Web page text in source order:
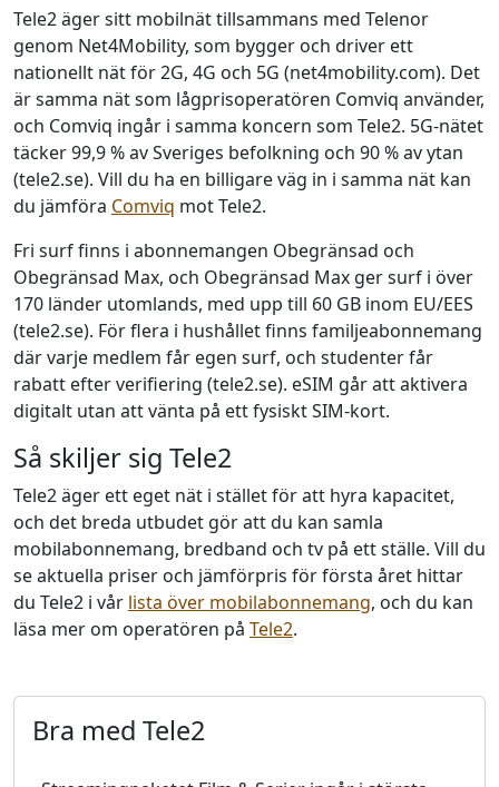
Tele2 äger sitt mobilnät tillsammans med Telenor
genom Net4Mobility, som bygger och driver ett
nationellt nät för 2G, 4G och 5G (net4mobility.com). Det
är samma nät som lågprisoperatören Comviq använder,
och Comviq ingår i samma koncern som Tele2. 5G-nätet
täcker 99,9 % av Sveriges befolkning och 90 % av ytan
(tele2.se). Vill du ha en billigare väg in i samma nät kan
du jämföra Comviq mot Tele2.
Fri surf finns i abonnemangen Obegränsad och
Obegränsad Max, och Obegränsad Max ger surf i över
170 länder utomlands, med upp till 60 GB inom EU/EES
(tele2.se). För flera i hushållet finns familjeabonnemang
där varje medlem får egen surf, och studenter får
rabatt efter verifiering (tele2.se). eSIM går att aktivera
digitalt utan att vänta på ett fysiskt SIM-kort.
Så skiljer sig Tele2
Tele2 äger ett eget nät i stället för att hyra kapacitet,
och det breda utbudet gör att du kan samla
mobilabonnemang, bredband och tv på ett ställe. Vill du
se aktuella priser och jämförpris för första året hittar
du Tele2 i vår lista över mobilabonnemang, och du kan
läsa mer om operatören på Tele2.
Bra med Tele2